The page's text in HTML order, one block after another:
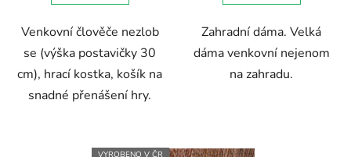
hvězdiček.
Venkovní člověče nezlob
se (výška postavičky 30
cm), hrací kostka, košík na
snadné přenášení hry.
Zahradní dáma. Velká
dáma venkovní nejenom
na zahradu.
VYROBENO V ČR